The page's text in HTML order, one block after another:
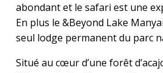
abondant et le safari est une
En plus le &Beyond Lake
seul lodge permanent du parc
Situé au cœur d’une forêt